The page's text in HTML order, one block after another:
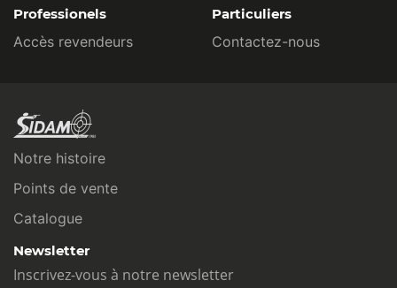
Professionels
Accès revendeurs
Particuliers
Contactez-nous
Notre histoire
Points de vente
Catalogue
Newsletter
Inscrivez-vous à notre newsletter